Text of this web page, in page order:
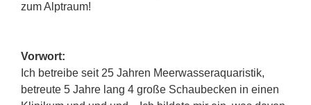
zum Alptraum!
Vorwort:
Ich betreibe seit 25 Jahren Meerwasseraquaristik,
betreute 5 Jahre lang 4 große Schaubecken in einen